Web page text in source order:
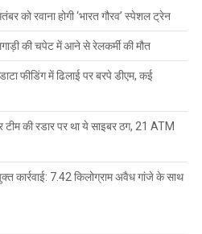
को रवाना होगी ‘भारत गौरव’ स्पेशल ट्रेन
की चपेट में आने से रेलकर्मी की मौत
फीडिंग में ढिलाई पर बरपे डीएम, कई
की रडार पर था ये साइबर ठग, 21 ATM
कार्रवाई: 7.42 किलोग्राम अवैध गांजे के साथ